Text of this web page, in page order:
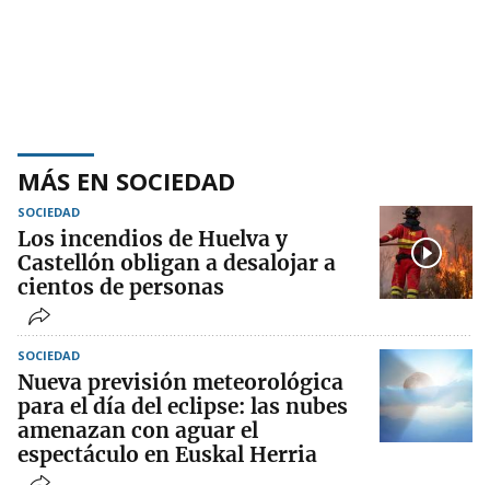
MÁS EN SOCIEDAD
SOCIEDAD
Los incendios de Huelva y
Castellón obligan a desalojar a
cientos de personas
SOCIEDAD
Nueva previsión meteorológica
para el día del eclipse: las nubes
amenazan con aguar el
espectáculo en Euskal Herria